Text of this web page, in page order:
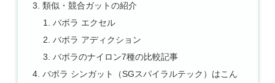
類似・競合ガットの紹介
バボラ エクセル
バボラ アディクション
バボラのナイロン7種の比較記事
バボラ シンガット（SGスパイラルテック）はこん